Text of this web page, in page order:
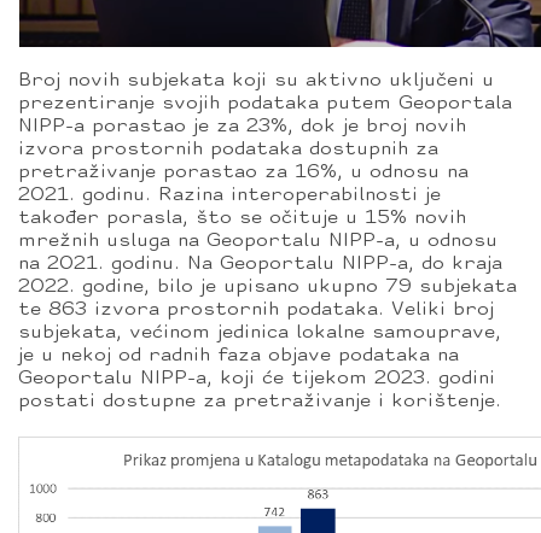
Broj novih subjekata koji su aktivno uključeni u
prezentiranje svojih podataka putem Geoportala
NIPP-a porastao je za 23%, dok je broj novih
izvora prostornih podataka dostupnih za
pretraživanje porastao za 16%, u odnosu na
2021. godinu. Razina interoperabilnosti je
također porasla, što se očituje u 15% novih
mrežnih usluga na Geoportalu NIPP-a, u odnosu
na 2021. godinu. Na Geoportalu NIPP-a, do kraja
2022. godine, bilo je upisano ukupno 79 subjekata
te 863 izvora prostornih podataka. Veliki broj
subjekata, većinom jedinica lokalne samouprave,
je u nekoj od radnih faza objave podataka na
Geoportalu NIPP-a, koji će tijekom 2023. godini
postati dostupne za pretraživanje i korištenje.